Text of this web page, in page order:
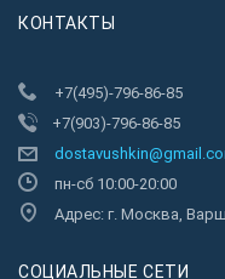
КОНТАКТЫ
+7(495)-796-86-85
+7(903)-796-86-85
пн-сб 10:00-20:00
Адрес: г. Москва,
CОЦИАЛЬНЫЕ СЕТИ